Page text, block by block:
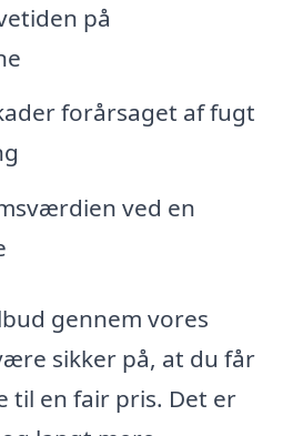
på
forårsaget af fugt
ved en
gennem vores
sikker på, at du får
til en fair pris. Det er